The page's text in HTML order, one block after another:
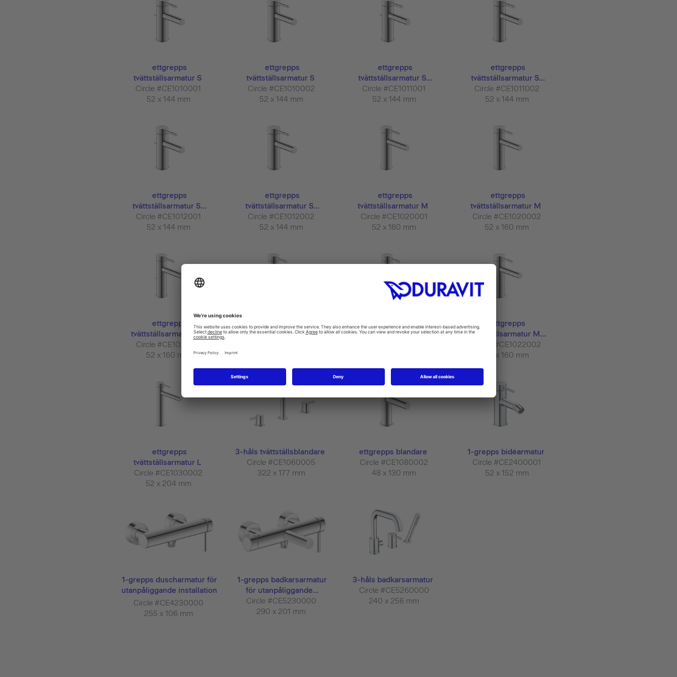
ettgrepps
tvättställsarmatur S
Circle #CE1010001
52 x 144 mm
ettgrepps
tvättställsarmatur S
Circle #CE1010002
52 x 144 mm
ettgrepps
tvättställsarmatur S...
Circle #CE1011001
52 x 144 mm
ettgrepps
tvättställsarmatur S...
Circle #CE1011002
52 x 144 mm
ettgrepps
tvättställsarmatur S...
Circle #CE1012001
52 x 144 mm
ettgrepps
tvättställsarmatur S...
Circle #CE1012002
52 x 144 mm
ettgrepps
tvättställsarmatur M
Circle #CE1020001
52 x 160 mm
ettgrepps
tvättställsarmatur M
Circle #CE1020002
52 x 160 mm
ettgrepps
tvättställsarmatur M...
Circle #CE1021001
52 x 160 mm
ettgrepps
tvättställsarmatur M...
ettgrepps
tvättställsarmatur M...
ettgrepps
tvättställsarmatur M...
Circle #CE1022002
52 x 160 mm
ettgrepps
tvättställsarmatur L
Circle #CE1030002
52 x 204 mm
3-håls tvättställsblandare
Circle #CE1060005
322 x 177 mm
ettgrepps blandare
Circle #CE1080002
48 x 130 mm
1-grepps bidéarmatur
Circle #CE2400001
52 x 152 mm
1-grepps duscharmatur för
utanpåliggande installation
...
Circle #CE4230000
255 x 106 mm
1-grepps badkarsarmatur
för utanpåliggande...
Circle #CE5230000
290 x 201 mm
3-håls badkarsarmatur
Circle #CE5260000
240 x 256 mm